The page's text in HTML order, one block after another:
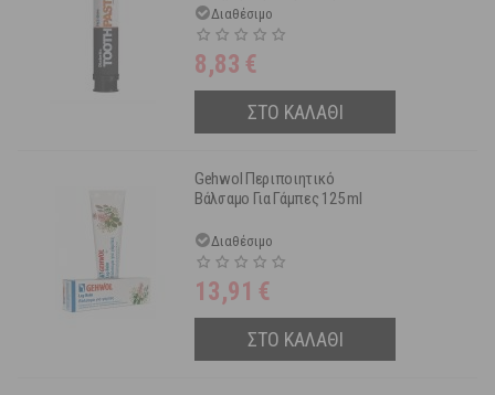
Φροντίδα των Διαβητικών 75
ml
Διαθέσιμο
8,83 €
ΣΤΟ ΚΑΛΑΘΙ
Gehwol Περιποιητικό
Βάλσαμο Για Γάμπες 125 ml
Διαθέσιμο
13,91 €
ΣΤΟ ΚΑΛΑΘΙ